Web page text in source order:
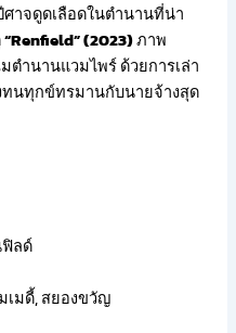
าจดูดเลือดในตำนานที่น่า
“Renfield” (2023)ภาพ
ำนานแวมไพร์ ด้วยการเล่า
นทุกข์ทรมานกับนายจ้างสุด
ฟิลด์
เมดี้, สยองขวัญ